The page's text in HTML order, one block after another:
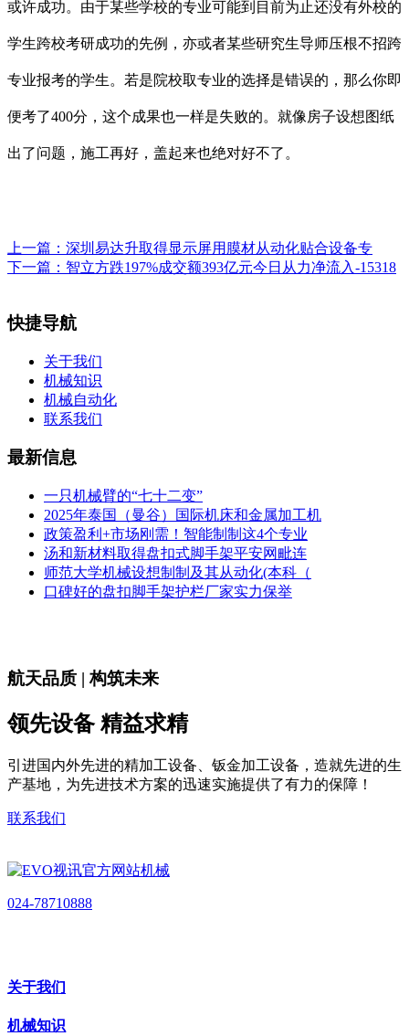
或许成功。由于某些学校的专业可能到目前为止还没有外校的
学生跨校考研成功的先例，亦或者某些研究生导师压根不招跨
专业报考的学生。若是院校取专业的选择是错误的，那么你即
便考了400分，这个成果也一样是失败的。就像房子设想图纸
出了问题，施工再好，盖起来也绝对好不了。
上一篇： 深圳易达升取得显示屏用膜材从动化贴合设备专
下一篇： 智立方跌197%成交额393亿元今日从力净流入-15318
快捷导航
关于我们
机械知识
机械自动化
联系我们
最新信息
一只机械臂的“七十二变”
2025年泰国（曼谷）国际机床和金属加工机
政策盈利+市场刚需！智能制制这4个专业
汤和新材料取得盘扣式脚手架平安网毗连
师范大学机械设想制制及其从动化(本科（
口碑好的盘扣脚手架护栏厂家实力保举
航天品质 | 构筑未来
领先设备 精益求精
引进国内外先进的精加工设备、钣金加工设备，造就先进的生
产基地，为先进技术方案的迅速实施提供了有力的保障！
联系我们
024-78710888
关于我们
机械知识